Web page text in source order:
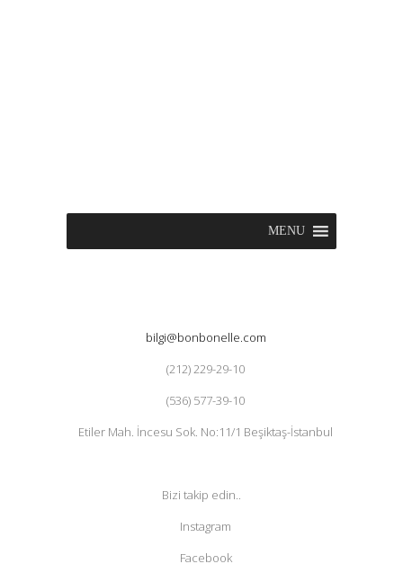
MENU
bilgi@bonbonelle.com
(212) 229-29-10
(536) 577-39-10
Etiler Mah. İncesu Sok. No:11/1 Beşiktaş-İstanbul
Bizi takip edin..
Instagram
Facebook